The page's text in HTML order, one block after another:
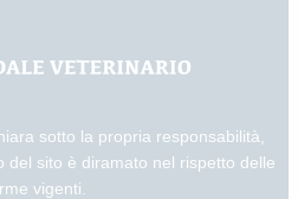
sotto la propria responsabilità,
del sito è diramato nel rispetto delle
vigenti.